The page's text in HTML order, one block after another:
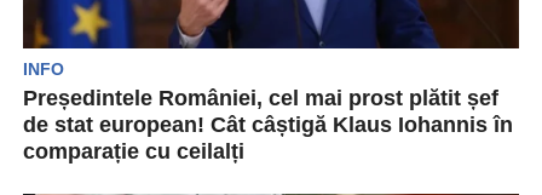
INFO
Președintele României, cel mai prost plătit șef
de stat european! Cât câștigă Klaus Iohannis în
comparație cu ceilalți